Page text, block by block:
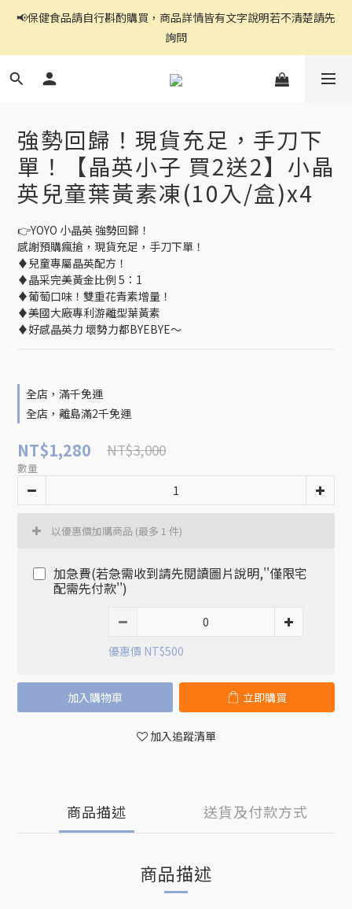
官網都是自助下單,右上角↗️三條線點開可看到商品分頁
詢問
強勢回歸！現貨充足，手刀下
單！【晶英小子 買2送2】小晶
英兒童葉黃素凍(10入/盒)x4
👉YOYO 小晶英 強勢回歸！
感謝預購瘋搶，現貨充足，手刀下單！
♦兒童專屬晶英配方！
♦晶采完美黃金比例 5：1
♦葡萄口味！雙重花青素增量！
♦美國大廠專利游離型葉黃素
♦好感晶英力 壞勢力都BYEBYE～
全店，滿千免運
全店，離島滿2千免運
NT$1,280 NT$3,000
數量
以優惠價加購商品 (最多 1 件)
加急費(若急需收到請先閱讀圖片說明,''僅限宅
配需先付款'')
優惠價 NT$500
加入購物車 立即購買
加入追蹤清單
商品描述 送貨及付款方式
商品描述